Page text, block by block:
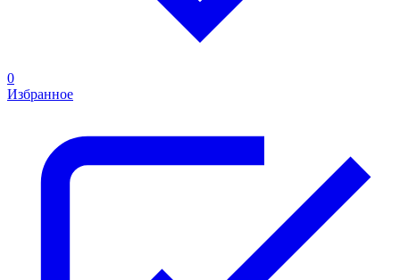
0
Избранное